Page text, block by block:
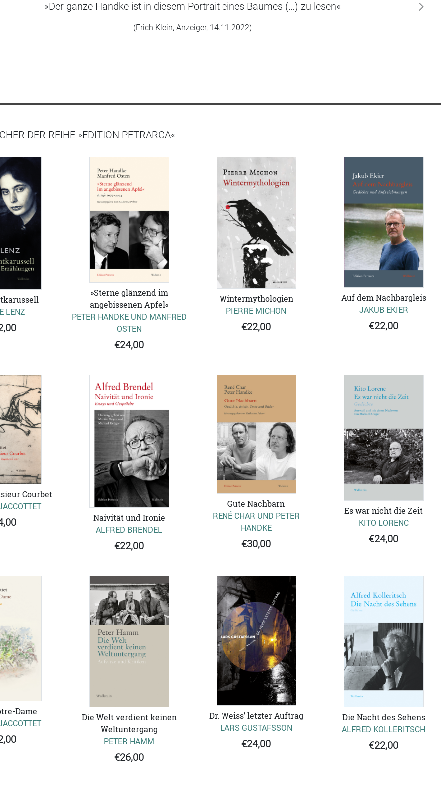
»Der ganze Handke ist in diesem Portrait eines Baumes (…) zu lesen«
(Erich Klein, Anzeiger, 14.11.2022)
weiter
DER REIHE »EDITION PETRARCA«
LENZ
»Sterne glänzend im
angebissenen Apfel«
PETER HANDKE UND MANFRED
OSTEN
€24,00
Wintermythologien
PIERRE MICHON
€22,00
Auf dem Nachbargleis
JAKUB EKIER
€22,00
Courbet
Naivität und Ironie
ALFRED BRENDEL
€22,00
Gute Nachbarn
RENÉ CHAR UND PETER
HANDKE
€30,00
Es war nicht die Zeit
KITO LORENC
€24,00
Dame
Die Welt verdient keinen
Weltuntergang
PETER HAMM
€26,00
Dr. Weiss’ letzter Auftrag
LARS GUSTAFSSON
€24,00
Die Nacht des Sehens
ALFRED KOLLERITSCH
€22,00